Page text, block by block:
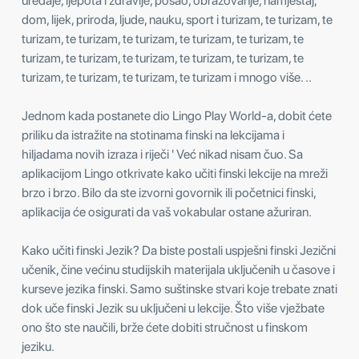
dom, lijek, priroda, ljude, nauku, sport i turizam, te turizam, te
turizam, te turizam, te turizam, te turizam, te turizam, te
turizam, te turizam, te turizam, te turizam, te turizam, te
turizam, te turizam, te turizam, te turizam i mnogo više. ..
Jednom kada postanete dio Lingo Play World-a, dobit ćete
priliku da istražite na stotinama finski na lekcijama i
hiljadama novih izraza i riječi ' Već nikad nisam čuo. Sa
aplikacijom Lingo otkrivate kako učiti finski lekcije na mreži
brzo i brzo. Bilo da ste izvorni govornik ili početnici finski,
aplikacija će osigurati da vaš vokabular ostane ažuriran.
Kako učiti finski Jezik? Da biste postali uspješni finski Jezični
učenik, čine većinu studijskih materijala uključenih u časove i
kurseve jezika finski. Samo suštinske stvari koje trebate znati
dok uče finski Jezik su uključeni u lekcije. Što više vježbate
ono što ste naučili, brže ćete dobiti stručnost u finskom
jeziku.